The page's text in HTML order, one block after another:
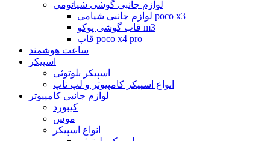
لوازم جانبی گوشی شیائومی
لوازم جانبی شیامی poco x3
قاب گوشی پوکو m3
قاب poco x4 pro
ساعت هوشمند
اسپیکر
اسپیکر بلوتوثی
انواع اسپیکر کامپیوتر و لپ تاپ
لوازم جانبی کامپیوتر
کیبورد
موس
انواع اسپیکر